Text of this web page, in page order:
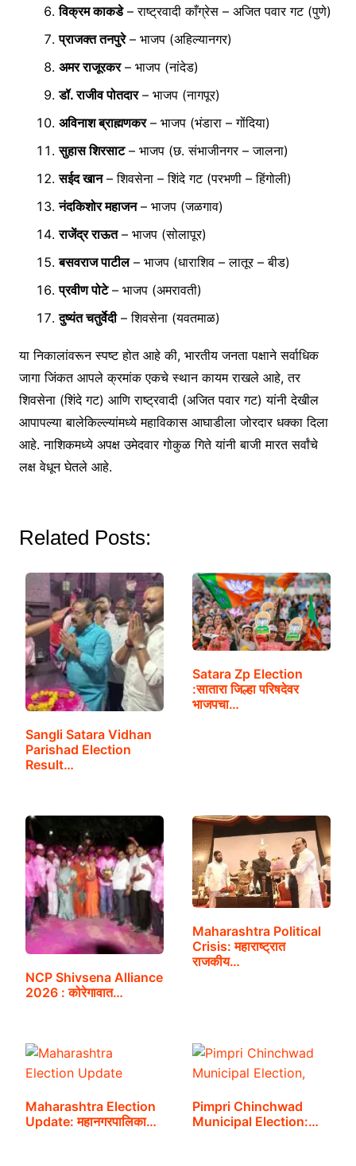
विक्रम काकडे– राष्ट्रवादी काँग्रेस – अजित पवार गट (पुणे)
प्राजक्त तनपुरे– भाजप (अहिल्यानगर)
अमर राजूरकर– भाजप (नांदेड)
डॉ. राजीव पोतदार– भाजप (नागपूर)
अविनाश ब्राह्मणकर– भाजप (भंडारा – गोंदिया)
सुहास शिरसाट– भाजप (छ. संभाजीनगर – जालना)
सईद खान– शिवसेना – शिंदे गट (परभणी – हिंगोली)
नंदकिशोर महाजन– भाजप (जळगाव)
राजेंद्र राऊत– भाजप (सोलापूर)
बसवराज पाटील– भाजप (धाराशिव – लातूर – बीड)
प्रवीण पोटे– भाजप (अमरावती)
दुष्यंत चतुर्वेदी– शिवसेना (यवतमाळ)
या निकालांवरून स्पष्ट होत आहे की, भारतीय जनता पक्षाने सर्वाधिक
जागा जिंकत आपले क्रमांक एकचे स्थान कायम राखले आहे, तर
शिवसेना (शिंदे गट) आणि राष्ट्रवादी (अजित पवार गट) यांनी देखील
आपापल्या बालेकिल्ल्यांमध्ये महाविकास आघाडीला जोरदार धक्का दिला
आहे. नाशिकमध्ये अपक्ष उमेदवार गोकुळ गिते यांनी बाजी मारत सर्वांचे
लक्ष वेधून घेतले आहे.
Related Posts:
Sangli Satara Vidhan
Parishad Election
Result…
Satara Zp Election
:सातारा जिल्हा परिषदेवर
भाजपचा…
NCP Shivsena Alliance
2026 : कोरेगावात…
Maharashtra Political
Crisis: महाराष्ट्रात
राजकीय…
Maharashtra Election
Update: महानगरपालिका…
Pimpri Chinchwad
Municipal Election:…